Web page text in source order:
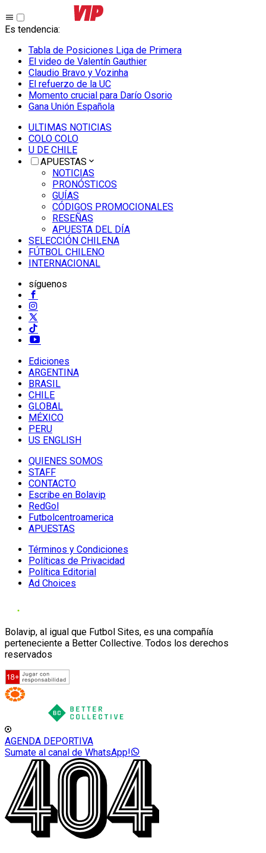
Es tendencia:
Tabla de Posiciones Liga de Primera
El video de Valentín Gauthier
Claudio Bravo y Vozinha
El refuerzo de la UC
Momento crucial para Darío Osorio
Gana Unión Española
ULTIMAS NOTICIAS
COLO COLO
U DE CHILE
APUESTAS
NOTICIAS
PRONÓSTICOS
GUÍAS
CÓDIGOS PROMOCIONALES
RESEÑAS
APUESTA DEL DÍA
SELECCIÓN CHILENA
FÚTBOL CHILENO
INTERNACIONAL
síguenos
Ediciones
ARGENTINA
BRASIL
CHILE
GLOBAL
MÉXICO
PERU
US ENGLISH
QUIENES SOMOS
STAFF
CONTACTO
Escribe en Bolavip
RedGol
Futbolcentroamerica
APUESTAS
Términos y Condiciones
Políticas de Privacidad
Política Editorial
Ad Choices
Bolavip, al igual que Futbol Sites, es una compañía
perteneciente a Better Collective. Todos los derechos
reservados
AGENDA DEPORTIVA
Sumate al canal de WhatsApp!